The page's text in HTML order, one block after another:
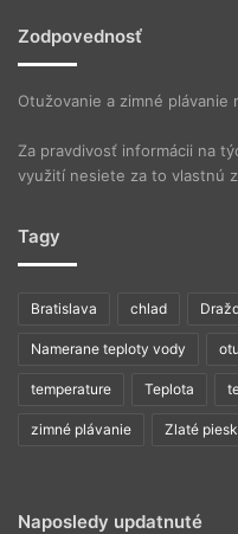
Zodpovednosť
Otužovanie a zimné
Za pravdivosť informácii na
využití nesiete za to vlastnú
Tagy
Bratislava chlad
Namerane teploty vody
temperature Teplota
zimné plávanie Zlaté
Naposledy updatnuté